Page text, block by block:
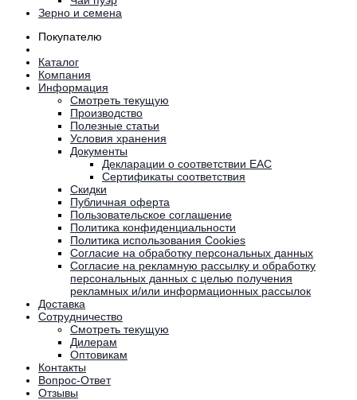
Зерно и семена
Покупателю
Каталог
Компания
Информация
Смотреть текущую
Производство
Полезные статьи
Условия хранения
Документы
Декларации о соответствии EAC
Сертификаты соответствия
Скидки
Публичная оферта
Пользовательское соглашение
Политика конфиденциальности
Политика использования Cookies
Согласие на обработку персональных данных
Согласие на рекламную рассылку и обработку
персональных данных с целью получения
рекламных и/или информационных рассылок
Доставка
Сотрудничество
Смотреть текущую
Дилерам
Оптовикам
Контакты
Вопрос-Ответ
Отзывы